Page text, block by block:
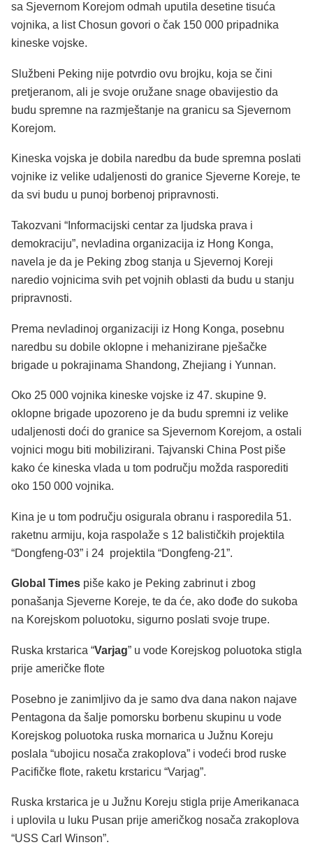
sa Sjevernom Korejom odmah uputila desetine tisuća
vojnika, a list Chosun govori o čak 150 000 pripadnika
kineske vojske.
Službeni Peking nije potvrdio ovu brojku, koja se čini
pretjeranom, ali je svoje oružane snage obavijestio da
budu spremne na razmještanje na granicu sa Sjevernom
Korejom.
Kineska vojska je dobila naredbu da bude spremna poslati
vojnike iz velike udaljenosti do granice Sjeverne Koreje, te
da svi budu u punoj borbenoj pripravnosti.
Takozvani “Informacijski centar za ljudska prava i
demokraciju”, nevladina organizacija iz Hong Konga,
navela je da je Peking zbog stanja u Sjevernoj Koreji
naredio vojnicima svih pet vojnih oblasti da budu u stanju
pripravnosti.
Prema nevladinoj organizaciji iz Hong Konga, posebnu
naredbu su dobile oklopne i mehanizirane pješačke
brigade u pokrajinama Shandong, Zhejiang i Yunnan.
Oko 25 000 vojnika kineske vojske iz 47. skupine 9.
oklopne brigade upozoreno je da budu spremni iz velike
udaljenosti doći do granice sa Sjevernom Korejom, a ostali
vojnici mogu biti mobilizirani. Tajvanski China Post piše
kako će kineska vlada u tom području možda rasporediti
oko 150 000 vojnika.
Kina je u tom području osigurala obranu i rasporedila 51.
raketnu armiju, koja raspolaže s 12 balističkih projektila
“Dongfeng-03” i 24 projektila “Dongfeng-21”.
Global Times piše kako je Peking zabrinut i zbog
ponašanja Sjeverne Koreje, te da će, ako dođe do sukoba
na Korejskom poluotoku, sigurno poslati svoje trupe.
Ruska krstarica “Varjag” u vode Korejskog poluotoka stigla
prije američke flote
Posebno je zanimljivo da je samo dva dana nakon najave
Pentagona da šalje pomorsku borbenu skupinu u vode
Korejskog poluotoka ruska mornarica u Južnu Koreju
poslala “ubojicu nosača zrakoplova” i vodeći brod ruske
Pacifičke flote, raketu krstaricu “Varjag”.
Ruska krstarica je u Južnu Koreju stigla prije Amerikanaca
i uplovila u luku Pusan prije američkog nosača zrakoplova
“USS Carl Winson”.